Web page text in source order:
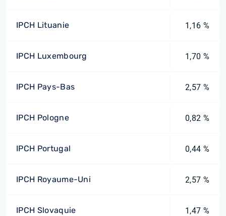
IPCH Lituanie 1,16 %
IPCH Luxembourg 1,70 %
IPCH Pays-Bas 2,57 %
IPCH Pologne 0,82 %
IPCH Portugal 0,44 %
IPCH Royaume-Uni 2,57 %
IPCH Slovaquie 1,47 %